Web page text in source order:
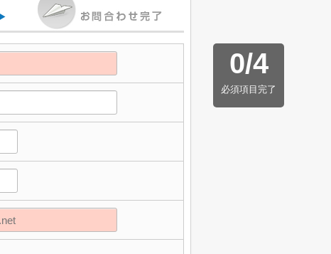
0/4
必須項目完了